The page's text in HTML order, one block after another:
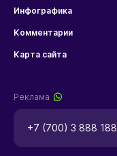
Инфографика
Комментарии
Карта сайта
Реклама
+7 (700) 3 888 188